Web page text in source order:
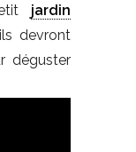
jardin
devront
déguster